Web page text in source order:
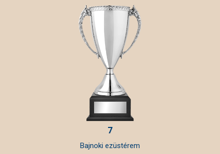
7
Bajnoki ezüstérem